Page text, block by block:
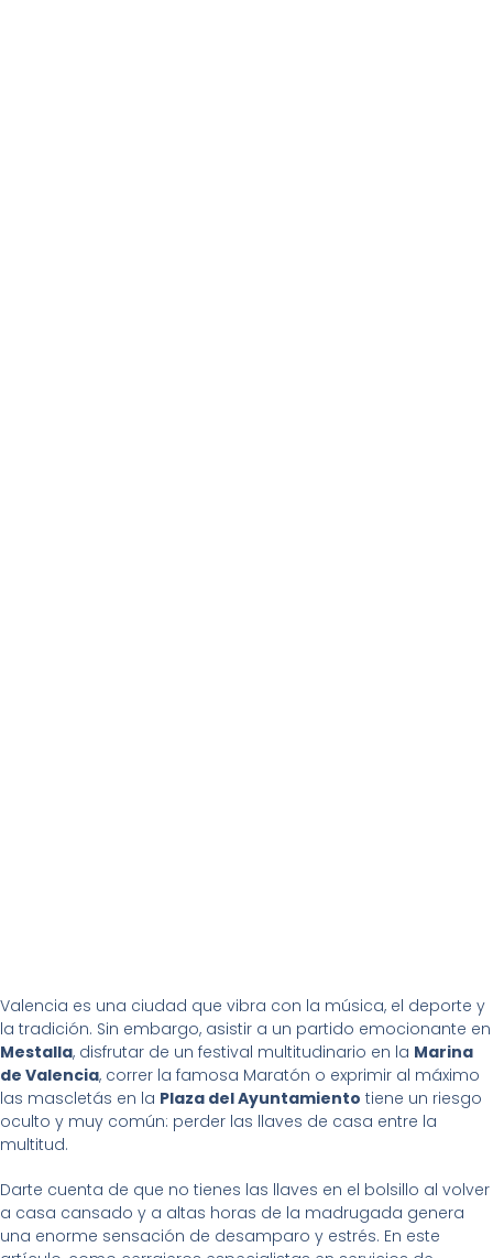
Valencia es una ciudad que vibra con la música, el deporte y
la tradición. Sin embargo, asistir a un partido emocionante en
Mestalla, disfrutar de un festival multitudinario en la Marina
de Valencia, correr la famosa Maratón o exprimir al máximo
las mascletás en la Plaza del Ayuntamiento tiene un riesgo
oculto y muy común: perder las llaves de casa entre la
multitud.
Darte cuenta de que no tienes las llaves en el bolsillo al volver
a casa cansado y a altas horas de la madrugada genera
una enorme sensación de desamparo y estrés. En este